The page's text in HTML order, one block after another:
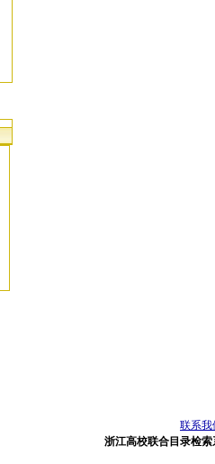
联系我
浙江高校联合目录检索